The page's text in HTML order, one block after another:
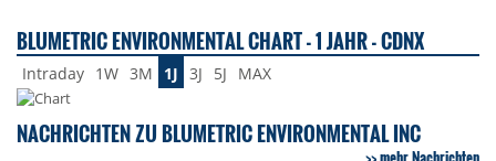
BLUMETRIC ENVIRONMENTAL CHART - 1 JAHR - CDNX
Intraday 1W 3M 1J 3J 5J MAX
NACHRICHTEN ZU BLUMETRIC ENVIRONMENTAL INC